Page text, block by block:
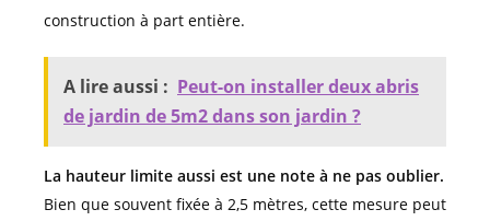
construction à part entière.
A lire aussi : Peut-on installer deux abris
de jardin de 5m2 dans son jardin ?
La hauteur limite aussi est une note à ne pas oublier.
Bien que souvent fixée à 2,5 mètres, cette mesure peut